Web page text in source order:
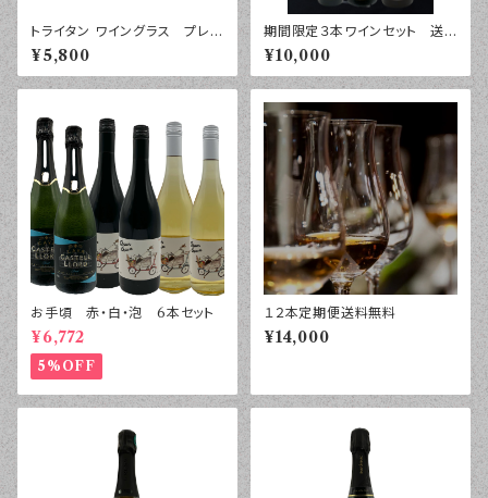
トライタン ワイングラス プレゼ
ント 4本セット
¥5,800
期間限定３本ワインセット 送
料無料
¥10,000
お手頃 赤・白・泡 6本セット
¥6,772
5%OFF
１２本定期便送料無料
¥14,000